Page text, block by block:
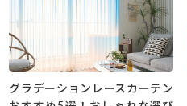
グラデーションレースカーテン